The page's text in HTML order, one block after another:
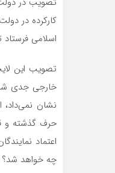
کارکرده در
اسلامی فرستاد
تصویب این
خارجی جدی
نشان نمی‌داد،
حرف گذشته و
اعتماد
چه خواهد شد؟